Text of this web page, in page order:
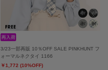
3/23一部再販 10％OFF SALE PINKHUNT フ
ォーマルネクタイ 1166
￥1,772 (10%OFF)